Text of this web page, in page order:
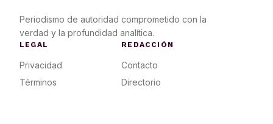
Periodismo de autoridad comprometido con la
verdad y la profundidad analítica.
LEGAL
Privacidad
Términos
REDACCIÓN
Contacto
Directorio